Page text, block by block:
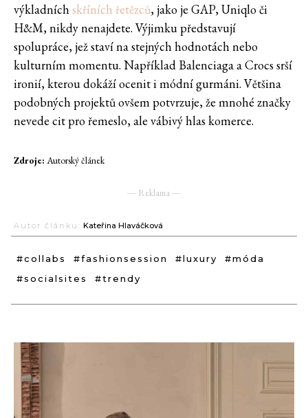
výkladníchskříních řetězců, jako je GAP, Uniqlo či
H&M, nikdy nenajdete. Výjimku představují
spolupráce, jež staví na stejných hodnotách nebo
kulturním momentu. Například Balenciaga a Crocs srší
ironií, kterou dokáží ocenit i módní gurmáni. Většina
podobných projektů ovšem potvrzuje, že mnohé značky
nevede cit pro řemeslo, ale vábivý hlas komerce.
Zdroje: Autorský článek
― Reklama ―
Autor článku: Kateřina Hlaváčková
#collabs #fashionsession #luxury
#móda
#socialsites
#trendy